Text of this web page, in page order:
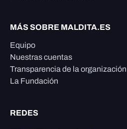
MÁS SOBRE MALDITA.ES
Equipo
Nuestras cuentas
Transparencia de la organización
La Fundación
REDES